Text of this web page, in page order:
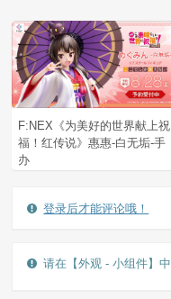
F:NEX《为美好的世界献上祝
福！红传说》惠惠-白无垢-手
办
登录后才能评论哦！
请在【外观 - 小组件】